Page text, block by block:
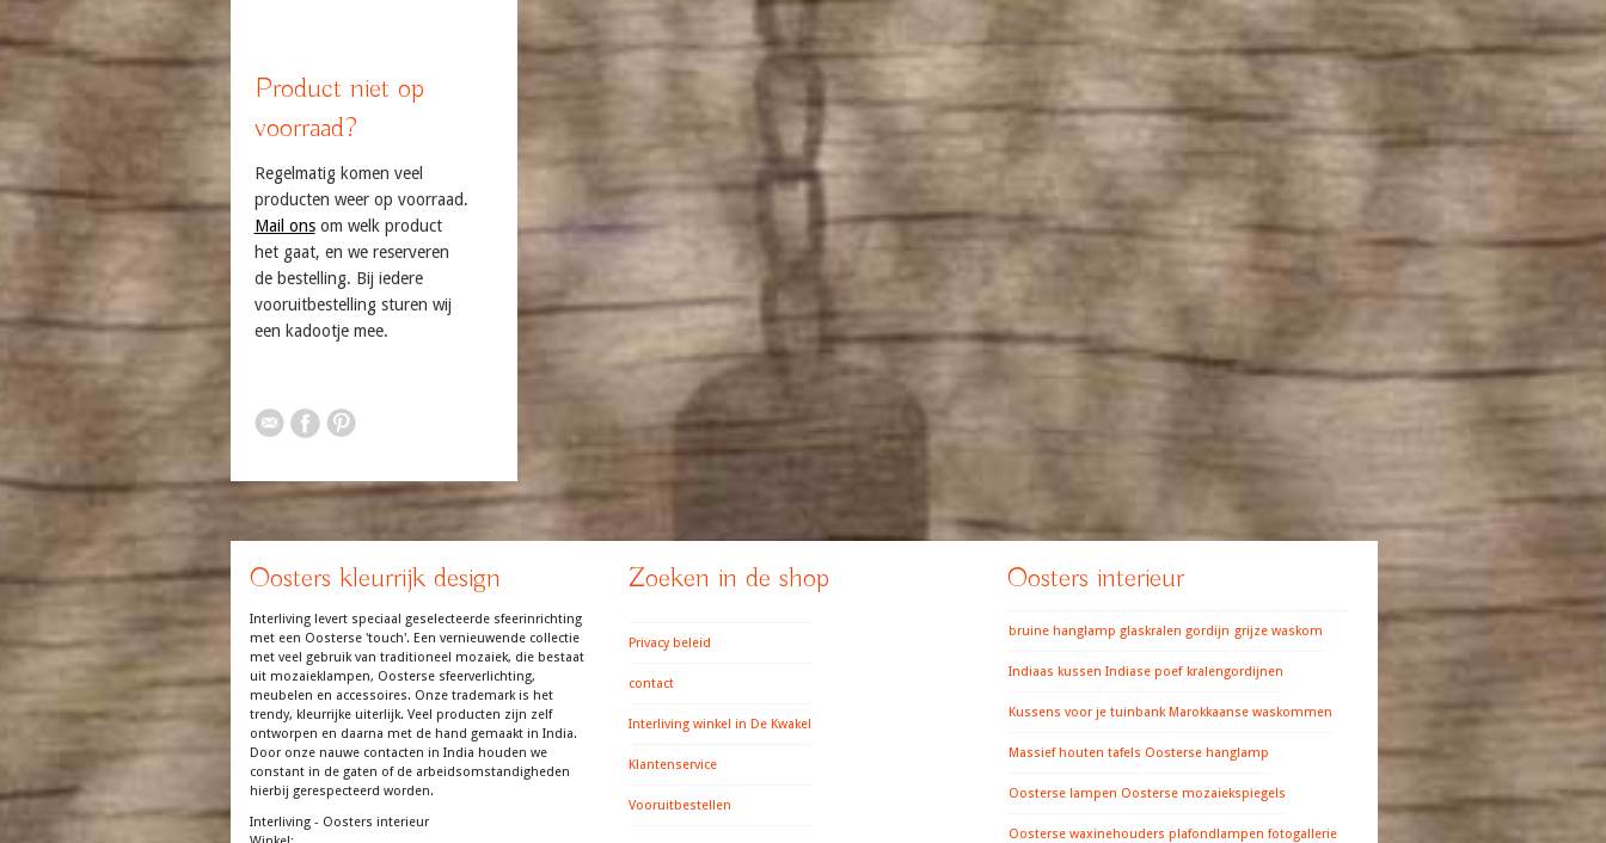
Product niet op
voorraad?
Regelmatig komen veel
producten weer op voorraad.
Mail onsom welk product
het gaat, en we reserveren
de bestelling. Bij iedere
vooruitbestelling sturen wij
een kadootje mee.
Oosters kleurrijk design
Interliving levert speciaal geselecteerde sfeerinrichting
met een Oosterse 'touch'. Een vernieuwende collectie
met veel gebruik van traditioneel mozaiek, die bestaat
uit mozaieklampen, Oosterse sfeerverlichting,
meubelen en accessoires. Onze trademark is het
trendy, kleurrijke uiterlijk. Veel producten zijn zelf
ontworpen en daarna met de hand gemaakt in India.
Door onze nauwe contacten in India houden we
constant in de gaten of de arbeidsomstandigheden
hierbij gerespecteerd worden.
Interliving - Oosters interieur
Zoeken in de shop
Privacy beleid
contact
Interliving winkel in De Kwakel
Klantenservice
Vooruitbestellen
Oosters interieur
bruine hanglamp glaskralen gordijn grijze waskom
Indiaas kussen Indiase poef kralengordijnen
Kussens voor je tuinbank Marokkaanse waskommen
Massief houten tafels Oosterse hanglamp
Oosterse lampen Oosterse mozaiekspiegels
Oosterse waxinehouders plafondlampen fotogallerie